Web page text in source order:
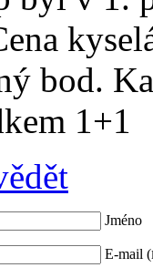
bod.
1+1
Jméno
E-mail (